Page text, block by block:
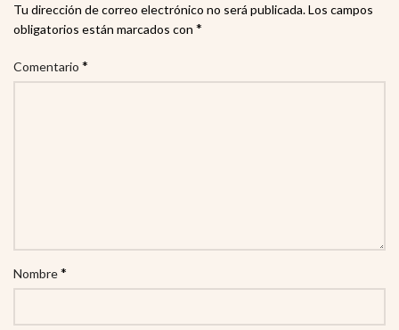
Tu dirección de correo electrónico no será publicada.Los campos
obligatorios están marcados con *
Comentario *
Nombre*